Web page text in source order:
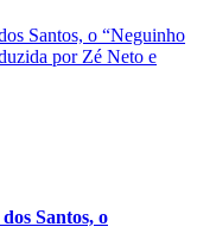
Santos, o